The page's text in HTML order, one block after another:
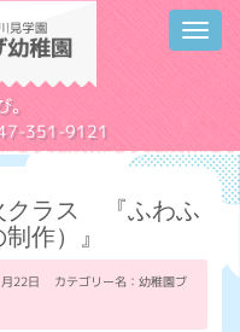
。
351-9121
クラス 『ふわふ
作）』
22日 カテゴリー名： 幼稚園ブ